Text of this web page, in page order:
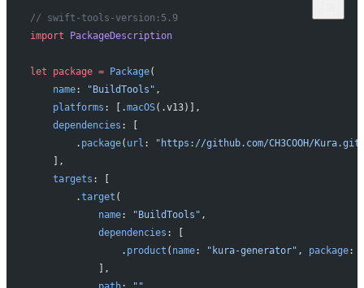
// swift-tools-version:5.9
import PackageDescription
let package = Package(
    name
: "BuildTools" ,
    platforms
: [.macOS(.v13)],
    dependencies
: [
        .
package( url :
"https://github.com/CH3COOH/
    ],
    targets
: [
        .
target (
            name
: "BuildTools" ,
            dependencies
: [
                .
product ( name: "kura-generator" , package:
            ],